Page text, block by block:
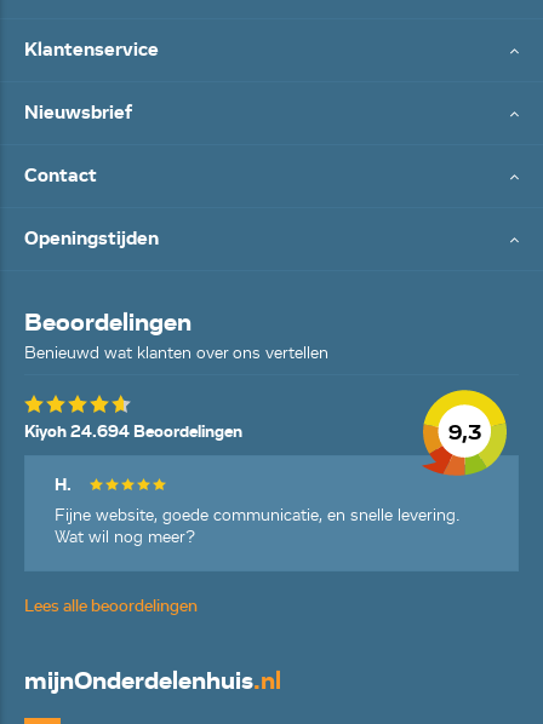
Klantenservice
Nieuwsbrief
Contact
Openingstijden
Beoordelingen
Benieuwd wat klanten over ons vertellen
9,3
Kiyoh 24.694 Beoordelingen
H.
Fijne website, goede communicatie, en snelle levering.
Wat wil nog meer?
Lees alle beoordelingen
mijnOnderdelenhuis.nl